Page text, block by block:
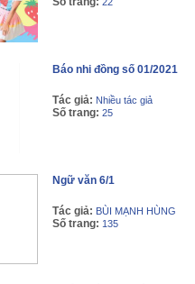
Báo nhi đồng số 01/2021
Tác giả: Nhiều tác giả
Số trang: 25
Ngữ văn 6/1
Tác giả: BÙI MẠNH HÙNG
Số trang: 135